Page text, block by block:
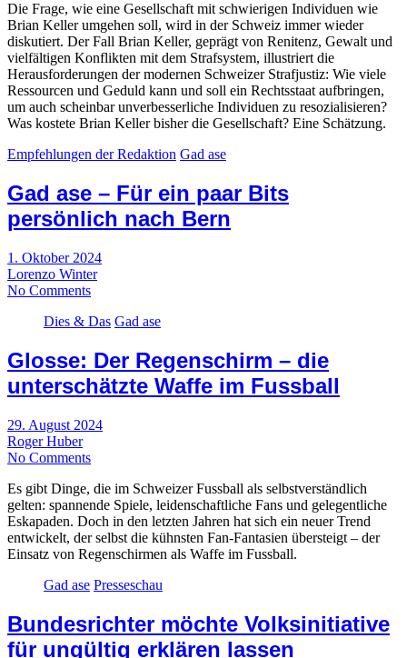
Die Frage, wie eine Gesellschaft mit schwierigen Individuen wie
Brian Keller umgehen soll, wird in der Schweiz immer wieder
diskutiert. Der Fall Brian Keller, geprägt von Renitenz, Gewalt und
vielfältigen Konflikten mit dem Strafsystem, illustriert die
Herausforderungen der modernen Schweizer Strafjustiz: Wie viele
Ressourcen und Geduld kann und soll ein Rechtsstaat aufbringen,
um auch scheinbar unverbesserliche Individuen zu resozialisieren?
Was kostete Brian Keller bisher die Gesellschaft? Eine Schätzung.
Empfehlungen der Redaktion Gad ase
Gad ase – Für ein paar Bits
persönlich nach Bern
1. Oktober 2024
Lorenzo Winter
No Comments
Dies & Das Gad ase
Glosse: Der Regenschirm – die
unterschätzte Waffe im Fussball
29. August 2024
Roger Huber
No Comments
Es gibt Dinge, die im Schweizer Fussball als selbstverständlich
gelten: spannende Spiele, leidenschaftliche Fans und gelegentliche
Eskapaden. Doch in den letzten Jahren hat sich ein neuer Trend
entwickelt, der selbst die kühnsten Fan-Fantasien übersteigt – der
Einsatz von Regenschirmen als Waffe im Fussball.
Gad ase Presseschau
Bundesrichter möchte Volksinitiative
für ungültig erklären lassen